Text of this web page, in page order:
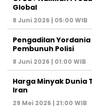
Global
8 Juni 2026 | 05:00 WIB
Pengadilan
Pembunuh Polisi
8 Juni 2026 | 01:00 WIB
Harga Minyak Dunia
Iran
29 Mei 2026 | 21:00 WIB